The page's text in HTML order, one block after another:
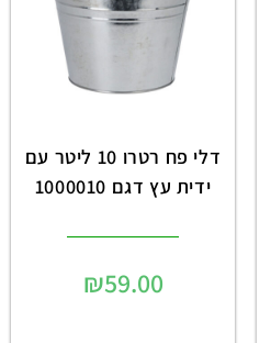
דלי פח רטרו 10 ליטר עם
ידית עץ דגם 1000010
₪59.00